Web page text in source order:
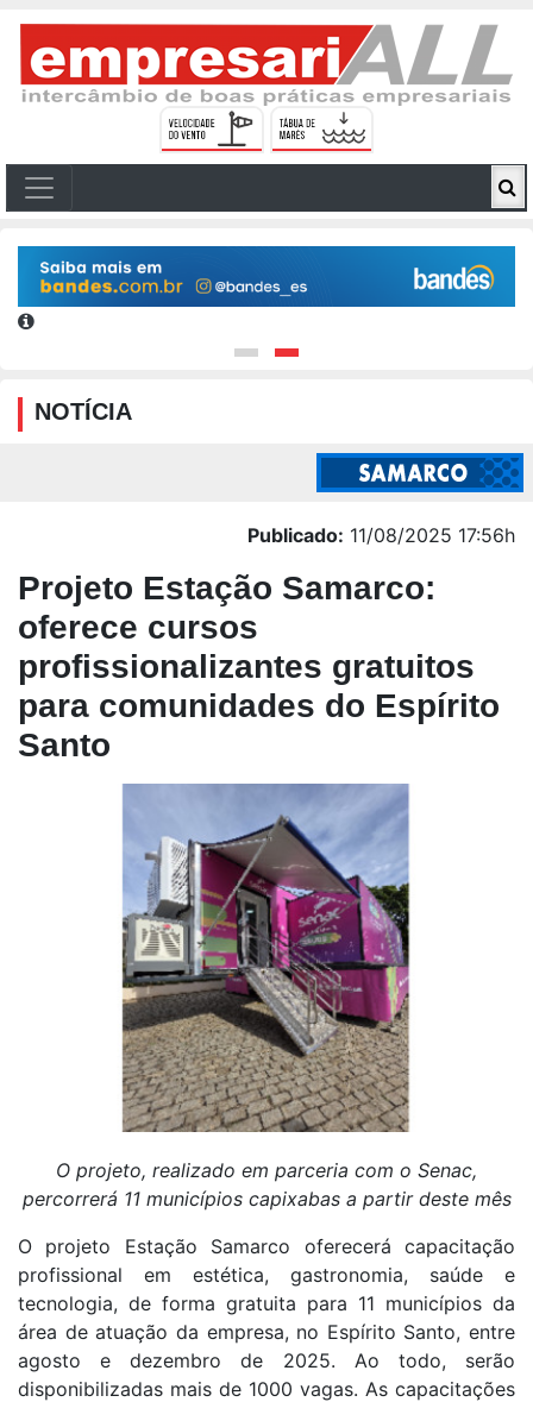
NOTÍCIA
Publicado: 11/08/2025 17:56h
Projeto Estação Samarco:
oferece cursos
profissionalizantes gratuitos
para comunidades do Espírito
Santo
O projeto, realizado em parceria com o Senac,
percorrerá 11 municípios capixabas a partir deste mês
O projeto Estação Samarco oferecerá capacitação
profissional em estética, gastronomia, saúde e
tecnologia, de forma gratuita para 11 municípios da
área de atuação da empresa, no Espírito Santo, entre
agosto e dezembro de 2025. Ao todo, serão
disponibilizadas mais de 1000 vagas. As capacitações